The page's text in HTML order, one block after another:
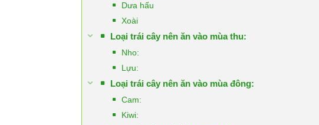
Dưa hấu
Xoài
Loại trái cây nên ăn vào mùa thu:
Nho:
Lựu:
Loại trái cây nên ăn vào mùa đông:
Cam:
Kiwi: